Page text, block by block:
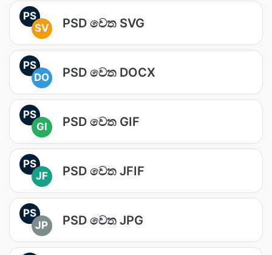
PS
SV
PSD වෙත SVG
PS
DO
PSD වෙත DOCX
PS
GI
PSD වෙත GIF
PS
JF
PSD වෙත JFIF
PS
JP
PSD වෙත JPG